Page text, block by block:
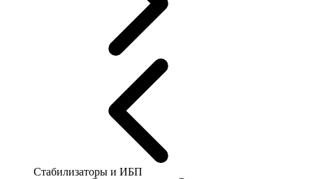
Стабилизаторы и ИБП